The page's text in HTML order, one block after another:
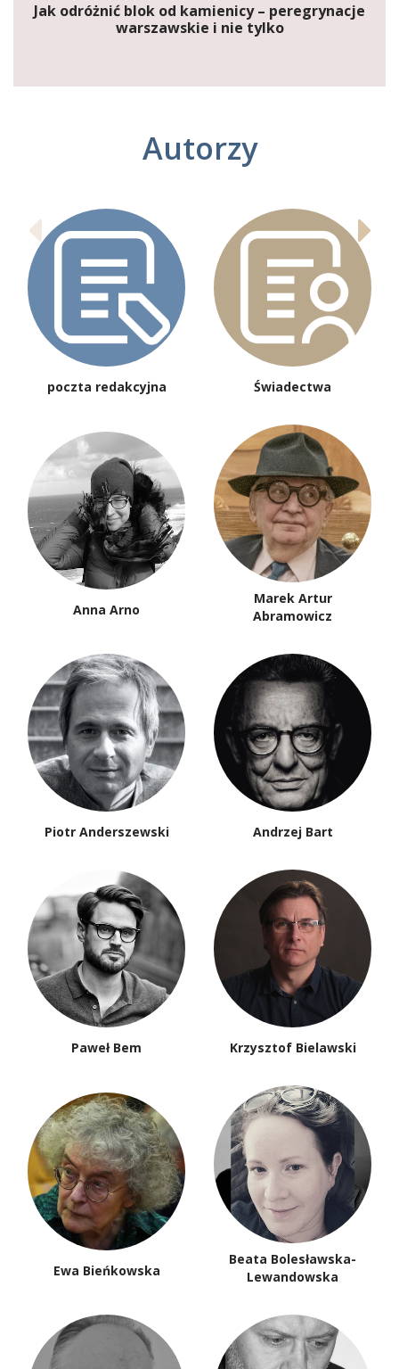
Jak odróżnić blok od kamienicy – peregrynacje
warszawskie i nie tylko
Autorzy
poczta redakcyjna Świadectwa
Anna Arno
Marek Artur
Abramowicz
Piotr Anderszewski Andrzej Bart
Paweł Bem Krzysztof Bielawski
Ewa Bieńkowska
Beata Bolesławska-
Lewandowska